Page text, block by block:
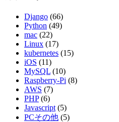
Django (66)
Python (49)
mac (22)
Linux (17)
kubernetes (15)
iOS (11)
MySQL (10)
Raspberry-Pi (8)
AWS (7)
PHP (6)
Javascript (5)
PCその他 (5)